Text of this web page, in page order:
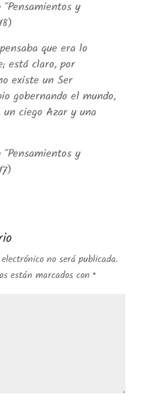
y
que era lo
está claro, por
existe un Ser
gobernando el mundo,
ciego Azar y una
y
no será publicada.
están marcados con *